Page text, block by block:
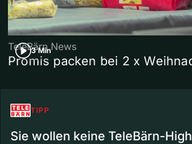
3 Min
TeleBärn News
Promis packen bei 2 x
TIPP
Sie wollen keine TeleBärn-